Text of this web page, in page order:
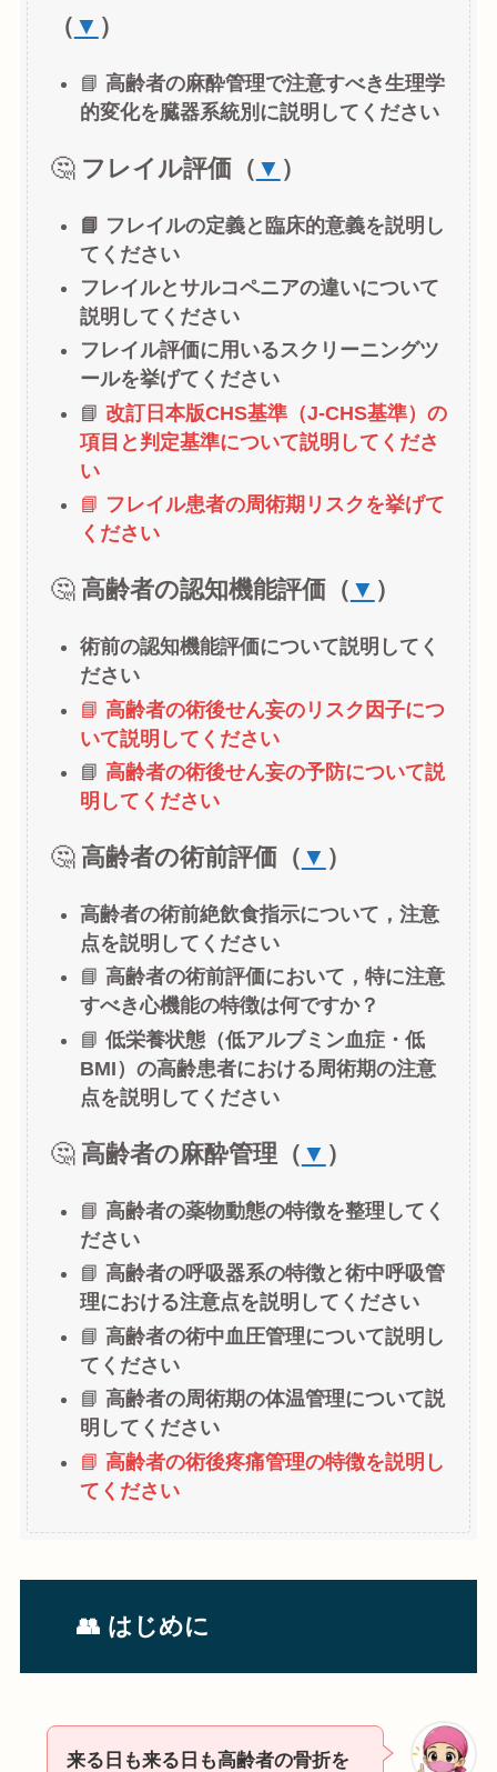
（ ▼ ）
📘 高齢者の麻酔管理で注意すべき生理学
的変化を臓器系統別に説明してください
🤔 フレイル評価（ ▼ ）
📘 フレイルの定義と臨床的意義を説明し
てください
フレイルとサルコペニアの違いについて
説明してください
フレイル評価に用いるスクリーニングツ
ールを挙げてください
📘 改訂日本版CHS基準（J-CHS基準）の
項目と判定基準について説明してくださ
い
📘 フレイル患者の周術期リスクを挙げて
ください
🤔 高齢者の認知機能評価（ ▼ ）
術前の認知機能評価について説明してく
ださい
📘 高齢者の術後せん妄のリスク因子につ
いて説明してください
📘 高齢者の術後せん妄の予防について説
明してください
🤔 高齢者の術前評価（ ▼ ）
高齢者の術前絶飲食指示について，注意
点を説明してください
📘 高齢者の術前評価において，特に注意
すべき心機能の特徴は何ですか？
📘 低栄養状態（低アルブミン血症・低
BMI）の高齢患者における周術期の注意
点を説明してください
🤔 高齢者の麻酔管理（ ▼ ）
📘 高齢者の薬物動態の特徴を整理してく
ださい
📘 高齢者の呼吸器系の特徴と術中呼吸管
理における注意点を説明してください
📘 高齢者の術中血圧管理について説明し
てください
📘 高齢者の周術期の体温管理について説
明してください
📘 高齢者の術後疼痛管理の特徴を説明し
てください
👥 はじめに
来る日も来る日も高齢者の骨折を